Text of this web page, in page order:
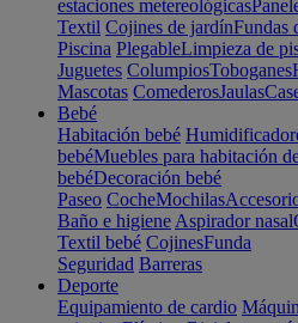
estaciones metereológicas
Textil Cojines de jardínFundas
Piscina PlegableLimpieza de
Juguetes ColumpiosToboganes
Mascotas ComederosJaulas
Bebé
Habitación bebé
bebéMuebles para habitación
bebéDecoración bebé
Paseo CocheMochilas
Baño e higiene Aspirador nasal
Textil bebé CojinesFunda
Seguridad Barreras
Deporte
Equipamiento de cardio